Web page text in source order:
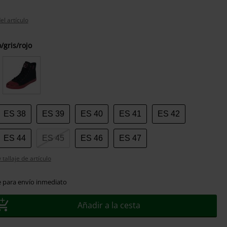
artículo
gris/rojo
ES 38 ES 39 ES 40 ES 41 ES 42
ES 44 ES 45 ES 46 ES 47
tallaje de artículo
para envío inmediato
Añadir a la cesta